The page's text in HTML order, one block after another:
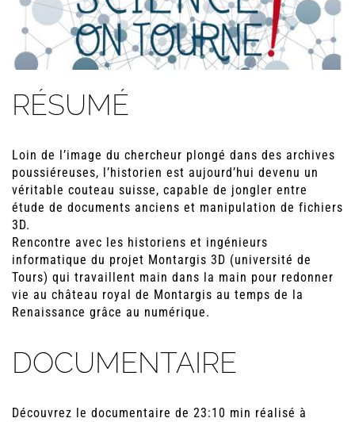
RÉSUMÉ
Loin de l’image du chercheur plongé dans des archives
poussiéreuses, l’historien est aujourd’hui devenu un
véritable couteau suisse, capable de jongler entre
étude de documents anciens et manipulation de fichiers
3D.
Rencontre avec les historiens et ingénieurs
informatique du projet Montargis 3D (université de
Tours) qui travaillent main dans la main pour redonner
vie au château royal de Montargis au temps de la
Renaissance grâce au numérique.
DOCUMENTAIRE
Découvrez le documentaire de 23:10 min réalisé à